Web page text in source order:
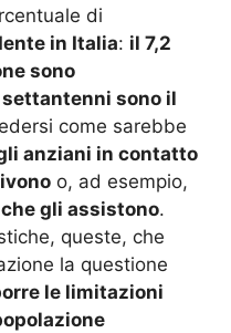
di
in Italia: il 7,2
sono
sono il
come sarebbe
anziani in contatto
o, ad esempio,
gli assistono.
queste, che
la questione
le limitazioni